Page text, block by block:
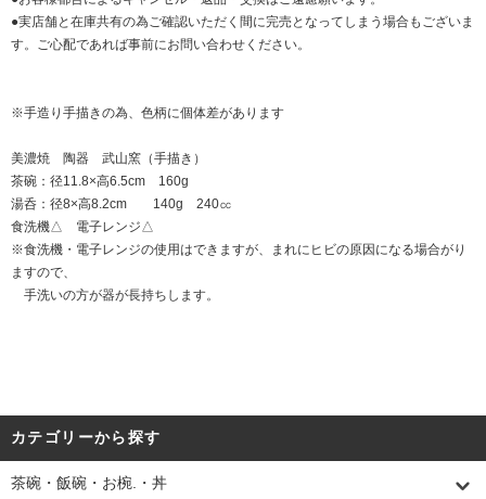
●実店舗と在庫共有の為ご確認いただく間に完売となってしまう場合もございま
す。ご心配であれば事前にお問い合わせください。
※手造り手描きの為、色柄に個体差があります
美濃焼 陶器 武山窯（手描き）
茶碗：径11.8×高6.5cm 160g
湯呑：径8×高8.2cm 140g 240㏄
食洗機△ 電子レンジ△
※食洗機・電子レンジの使用はできますが、まれにヒビの原因になる場合がり
ますので、
手洗いの方が器が長持ちします。
カテゴリーから探す
茶碗・飯碗・お椀.・丼